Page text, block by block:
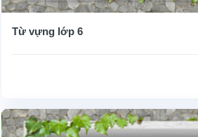
Từ vựng lớp 6